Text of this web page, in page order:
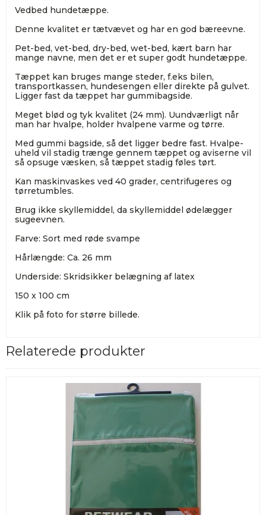
Vedbed hundetæppe.
Denne kvalitet er tætvævet og har en god bæreevne.
Pet-bed, vet-bed, dry-bed, wet-bed, kært barn har
mange navne, men det er et super godt hundetæppe.
Tæppet kan bruges mange steder, f.eks bilen,
transportkassen, hundesengen eller direkte på gulvet.
Ligger fast da tæppet har gummibagside.
Meget blød og tyk kvalitet (24 mm). Uundværligt når
man har hvalpe, holder hvalpene varme og tørre.
Med gummi bagside, så det ligger bedre fast. Hvalpe-
uheld vil stadig trænge gennem tæppet og aviserne vil
så opsuge væsken, så tæppet stadig føles tørt.
Kan maskinvaskes ved 40 grader, centrifugeres og
tørretumbles.
Brug ikke skyllemiddel, da skyllemiddel ødelægger
sugeevnen.
Farve: Sort med røde svampe
Hårlængde: Ca. 26 mm
Underside: Skridsikker belægning af latex
150 x 100 cm
Klik på foto for større billede.
Relaterede produkter